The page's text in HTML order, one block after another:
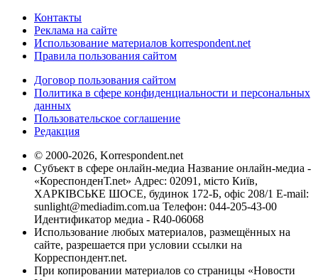
Контакты
Реклама на сайте
Использование материалов korrespondent.net
Правила пользования сайтом
Договор пользования сайтом
Политика в сфере конфиденциальности и персональных
данных
Пользовательское соглашение
Редакция
© 2000-2026, Korrespondent.net
Субъект в сфере онлайн-медиа Название онлайн-медиа -
«КореспонденТ.net» Адрес: 02091, місто Київ,
ХАРКІВСЬКЕ ШОСЕ, будинок 172-Б, офіс 208/1 E-mail:
sunlight@mediadim.com.ua Телефон: 044-205-43-00
Идентификатор медиа - R40-06068
Использование любых материалов, размещённых на
сайте, разрешается при условии ссылки на
Корреспондент.net.
При копировании материалов со страницы «Новости